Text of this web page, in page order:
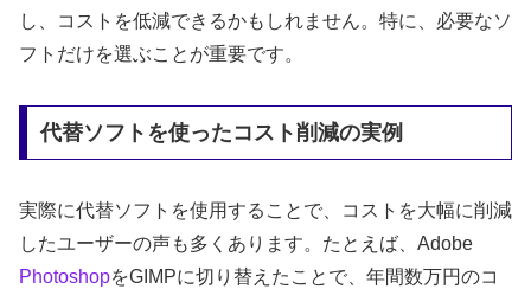
し、コストを低減できるかもしれません。特に、必要なソ
フトだけを選ぶことが重要です。
代替ソフトを使ったコスト削減の実例
実際に代替ソフトを使用することで、コストを大幅に削減
したユーザーの声も多くあります。たとえば、Adobe
PhotoshopをGIMPに切り替えたことで、年間数万円のコ